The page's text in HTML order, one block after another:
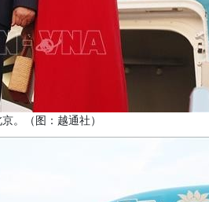
。（图：越通社）